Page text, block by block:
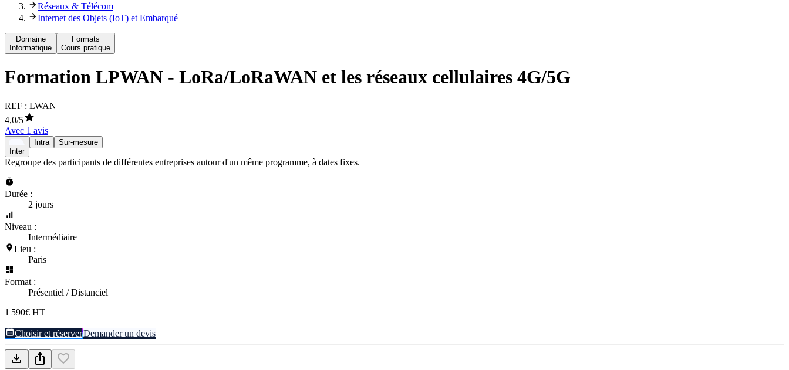
Réseaux & Télécom
Internet des Objets (IoT) et Embarqué
Domaine
Informatique
Formats
Cours pratique
Formation LPWAN - LoRa/LoRaWAN et les réseaux cellulaires 4G/5G
REF : LWAN
4,0/5
Avec 1 avis
Inter
Intra Sur-mesure
Regroupe des participants de différentes entreprises autour d'un même programme, à dates fixes.
Durée :
2 jours
Niveau :
Intermédiaire
Lieu :
Paris
Format :
Présentiel / Distanciel
1 590€ HT
Choisir et réserverDemander un devis